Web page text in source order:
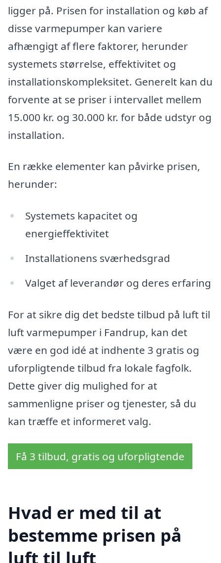
ligger på. Prisen for installation og køb af
disse varmepumper kan variere
afhængigt af flere faktorer, herunder
systemets størrelse, effektivitet og
installationskompleksitet. Generelt kan du
forvente at se priser i intervallet mellem
15.000 kr. og 30.000 kr. for både udstyr og
installation.
En række elementer kan påvirke prisen,
herunder:
Systemets kapacitet og
energieffektivitet
Installationens sværhedsgrad
Valget af leverandør og deres erfaring
For at sikre dig det bedste tilbud på luft til
luft varmepumper i Fandrup, kan det
være en god idé at indhente 3 gratis og
uforpligtende tilbud fra lokale fagfolk.
Dette giver dig mulighed for at
sammenligne priser og tjenester, så du
kan træffe et informeret valg.
Få 3 tilbud, gratis og uforpligtende
Hvad er med til at
bestemme prisen på
luft til luft